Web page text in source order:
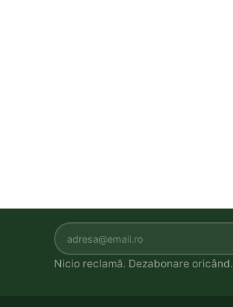
Nicio reclamă. Dezabonare oricând.